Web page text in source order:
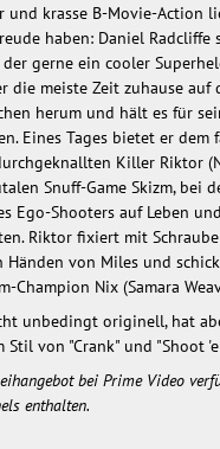
und krasse B-Movie-Action
haben: Daniel Radcliffe
gerne ein cooler
die meiste Zeit zuhause auf
herum und hält es für
Eines Tages bietet er dem
Killer Riktor
Snuff-Game Skizm, bei
Ego-Shooters auf Leben
Riktor fixiert mit
Händen von Miles und
Champion Nix (Samara
unbedingt originell, hat
von "Crank" und "Shoot
bei Prime Video
enthalten.